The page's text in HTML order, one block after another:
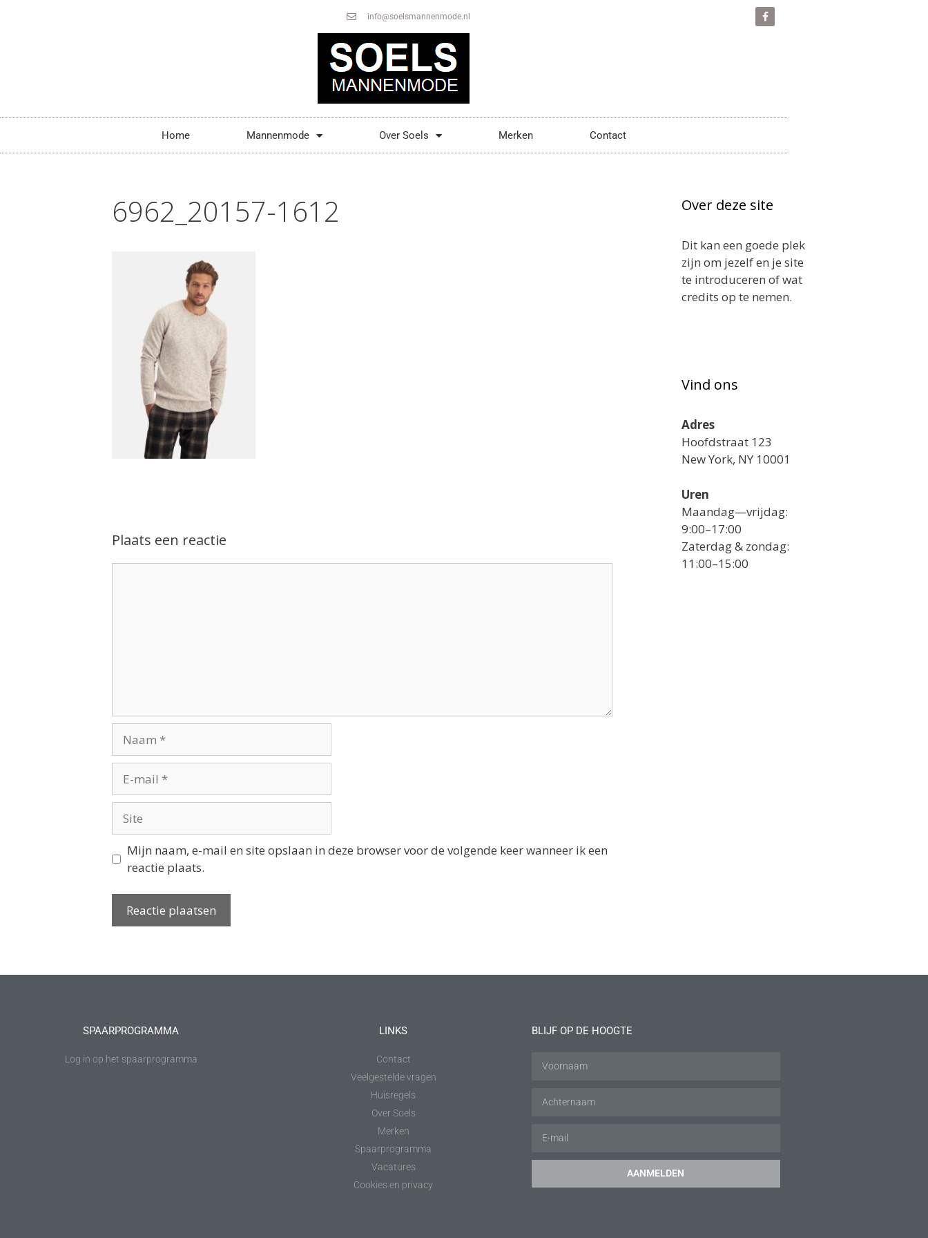
info@soelsmannenmode.nl
Home Mannenmode Over Soels Merken Contact
6962_20157-1612
Plaats een reactie
Mijn naam, e-mail en site opslaan in deze browser voor de volgende keer wanneer ik een
reactie plaats.
Over deze site
Dit kan een goede plek
zijn om jezelf en je site
te introduceren of wat
credits op te nemen.
Vind ons
Adres
Hoofdstraat 123
New York, NY 10001
Uren
Maandag—vrijdag:
9:00–17:00
Zaterdag & zondag:
11:00–15:00
SPAARPROGRAMMA
Log in op het spaarprogramma
LINKS
Contact
Veelgestelde vragen
Huisregels
Over Soels
Merken
Spaarprogramma
Vacatures
Cookies en privacy
BLIJF OP DE HOOGTE
AANMELDEN